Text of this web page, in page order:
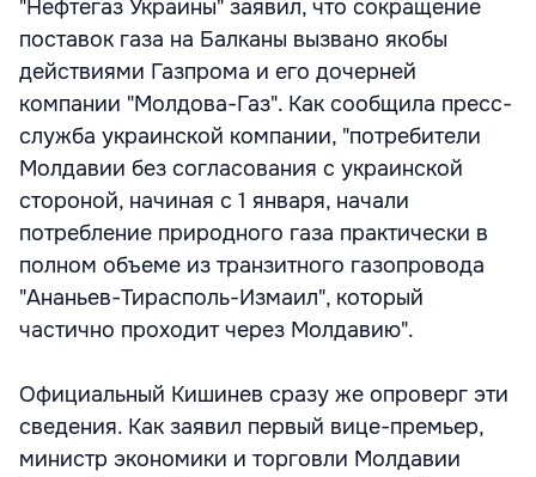
"Нефтегаз Украины" заявил, что сокращение
поставок газа на Балканы вызвано якобы
действиями Газпрома и его дочерней
компании "Молдова-Газ". Как сообщила пресс-
служба украинской компании, "потребители
Молдавии без согласования с украинской
стороной, начиная с 1 января, начали
потребление природного газа практически в
полном объеме из транзитного газопровода
"Ананьев-Тирасполь-Измаил", который
частично проходит через Молдавию".
Официальный Кишинев сразу же опроверг эти
сведения. Как заявил первый вице-премьер,
министр экономики и торговли Молдавии